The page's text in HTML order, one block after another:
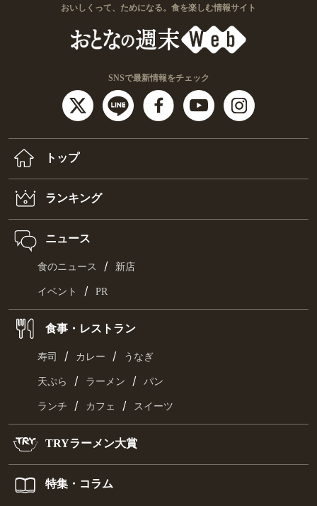
おいしくって、ためになる。食を楽しむ情報サイト
SNSで最新情報をチェック
トップ
ランキング
ニュース
食のニュース / 新店
イベント / PR
食事・レストラン
寿司 / カレー / うなぎ
天ぷら / ラーメン / パン
ランチ / カフェ / スイーツ
TRYラーメン大賞
特集・コラム